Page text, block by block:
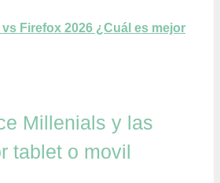
Firefox 2026 ¿Cuál es mejor
Millenials y las
tablet o movil